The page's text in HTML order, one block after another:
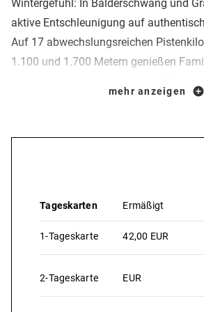
Wintergefühl: In Balderschwang und
aktive Entschleunigung auf
Auf 17 abwechslungsreichen
1.100 und 1.700 Metern genießen
überschaubar, gemütlich und mit viel
mehr anzeigen
Tageskarten Ermäßigt
1-Tageskarte 42,00 EUR
2-Tageskarte EUR